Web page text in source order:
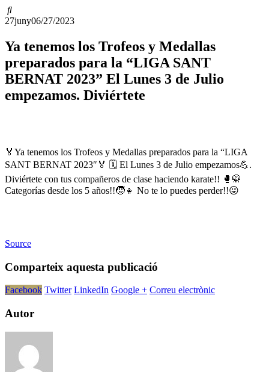
27juny06/27/2023
Ya tenemos los Trofeos y Medallas
preparados para la “LIGA SANT
BERNAT 2023” El Lunes 3 de Julio
empezamos. Diviértete
🏅Ya tenemos los Trofeos y Medallas preparados para la “LIGA
SANT BERNAT 2023″🏅 🗓 El Lunes 3 de Julio empezamos💪.
Diviértete con tus compañeros de clase haciendo karate!! 🥊🥋
Categorías desde los 5 años!!🧒👧 No te lo puedes perder!!😜
Source
Comparteix aquesta publicació
Facebook Twitter LinkedIn Google + Correu electrònic
Autor